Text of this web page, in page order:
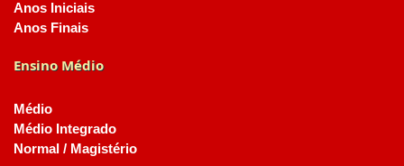
Anos Iniciais
Anos Finais
Ensino Médio
Médio
Médio Integrado
Normal / Magistério